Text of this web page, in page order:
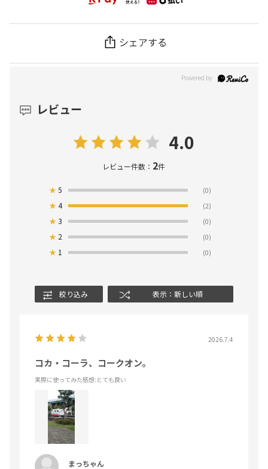
シェアする
レビュー
4.0
レビュー件数： 2件
★5 (0)
★4 (2)
★3 (0)
★ 2 (0)
★ 1 (0)
絞り込み 表示：新しい順
2026.7.4
コカ・コーラ、コークオン。
実際に使ってみた感想:とても良い
まっちゃん